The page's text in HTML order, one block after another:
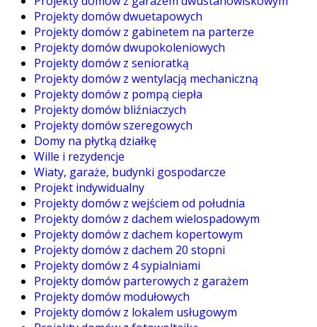
Projekty domów dwuetapowych
Projekty domów z gabinetem na parterze
Projekty domów dwupokoleniowych
Projekty domów z senioratką
Projekty domów z wentylacją mechaniczną
Projekty domów z pompą ciepła
Projekty domów bliźniaczych
Projekty domów szeregowych
Domy na płytką działkę
Wille i rezydencje
Wiaty, garaże, budynki gospodarcze
Projekt indywidualny
Projekty domów z wejściem od południa
Projekty domów z dachem wielospadowym
Projekty domów z dachem kopertowym
Projekty domów z dachem 20 stopni
Projekty domów z 4 sypialniami
Projekty domów parterowych z garażem
Projekty domów modułowych
Projekty domów z lokalem usługowym